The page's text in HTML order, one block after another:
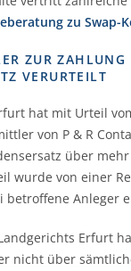
zu Swap-
ZUR ZAHLUNG
VERURTEILT
hat mit Urteil
von P & R
über
wurde von einer
betroffene Anleger
Erfurt
nicht über